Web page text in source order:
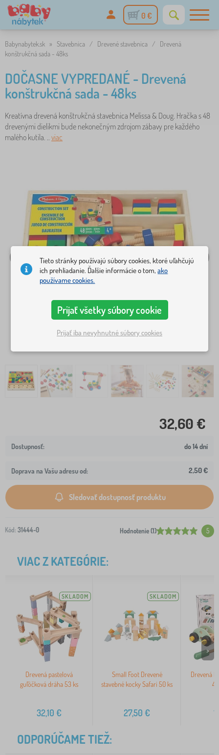
0 €
Babynabytek.sk » Stavebnica / Drevené stavebnica /
Drevená
konštrukčná sada - 48ks
DOČASNE VYPREDANÉ - Drevená
konštrukčná sada - 48ks
Kreatívna drevená konštrukčná stavebnica Melissa & Doug. Hračka s 48
drevenými dielikmi bude nekonečným zdrojom zábavy pre každého
malého kutila. .. viac
32,60 €
do 14 dní
Doprava na Vašu adresu od: 2,50 €
Sledovať dostupnosť produktu
Kód: 31444-0 Hodnotenie (1) 5
VIAC Z KATEGÓRIE:
SKLADOM
Drevená pastelová
guľôčková dráha 53 ks
32,10 €
SKLADOM
Small Foot Drevené
stavebné kocky Safari 50 ks
27,50 €
Drevená
>
ODPORÚČAME TIEŽ:
Tieto stránky používajú súbory cookies, ktoré uľahčujú
ich prehliadanie. Ďalšie informácie o tom,ako
používame cookies.
Prijať všetky súbory cookie
Prijať iba nevyhnutné súbory cookies